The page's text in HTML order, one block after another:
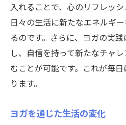
入れることで、心のリフレッシ
日々の生活に新たなエネルギ
るのです。さらに、ヨガの実
し、自信を持って新たなチャ
むことが可能です。これが毎
ります。
ヨガを通じた生活の変化